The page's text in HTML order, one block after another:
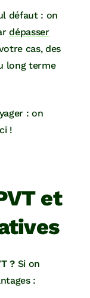
défaut : on
dépasser
cas, des
long terme
: on
!
et
?Si on
: